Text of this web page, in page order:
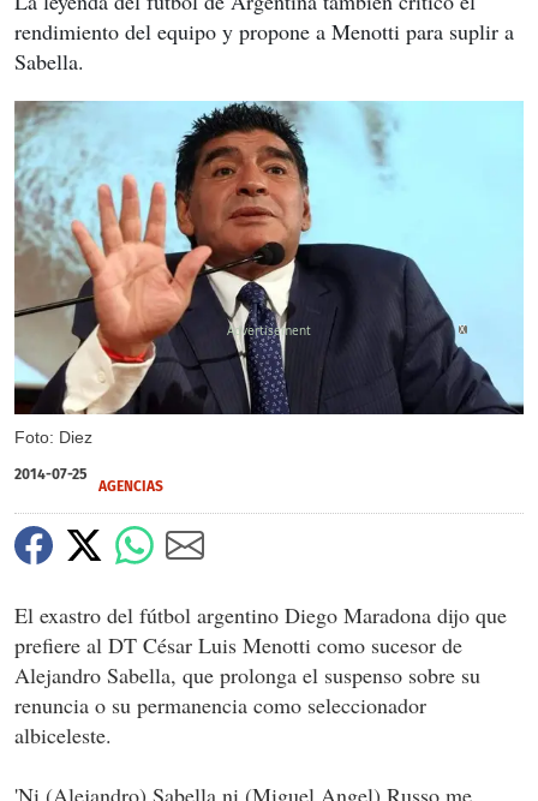
rendimiento del equipo y propone a Menotti para suplir a
Sabella.
Foto: Diez
X
2014-07-25
AGENCIAS
El exastro del fútbol argentino Diego Maradona dijo que
prefiere al DT César Luis Menotti como sucesor de
Alejandro Sabella, que prolonga el suspenso sobre su
renuncia o su permanencia como seleccionador
albiceleste.
'Ni (Alejandro) Sabella ni (Miguel Angel) Russo me